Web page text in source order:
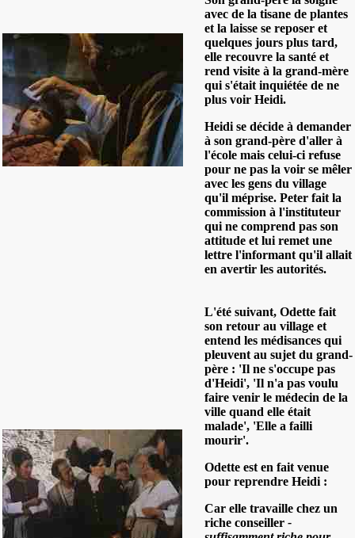
avec de la tisane de plantes
et la laisse se reposer et
quelques jours plus tard,
elle recouvre la santé et
rend visite à la grand-mère
qui s'était inquiétée de ne
plus voir Heidi.
Heidi se décide à demander
à son grand-père d'aller à
l'école mais celui-ci refuse
pour ne pas la voir se mêler
avec les gens du village
qu'il méprise. Peter fait la
commission à l'instituteur
qui ne comprend pas son
attitude et lui remet une
lettre l'informant qu'il allait
en avertir les autorités.
L'été suivant, Odette fait
son retour au village et
entend les médisances qui
pleuvent au sujet du grand-
père : 'Il ne s'occupe pas
d'Heidi', 'Il n'a pas voulu
faire venir le médecin de la
ville quand elle était
malade', 'Elle a failli
mourir'.
Odette est en fait venue
pour reprendre Heidi :
Car elle travaille chez un
riche conseiller -